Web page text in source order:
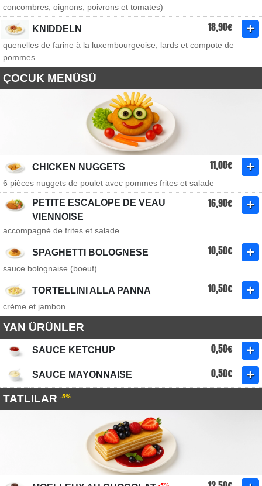
concombres, oignons, poivrons et tomates)
KNIDDELN 18,90€
quenelles de farine à la luxembourgeoise, lards et compote de
pommes
ÇOCUK MENÜSÜ
CHICKEN NUGGETS 11,00€
6 pièces nuggets de poulet avec pommes frites et salade
PETITE ESCALOPE DE VEAU
VIENNOISE
16,90€
accompagné de frites et salade
SPAGHETTI BOLOGNESE 10,50€
sauce bolognaise (boeuf)
TORTELLINI ALLA PANNA 10,50€
crème et jambon
YAN ÜRÜNLER
SAUCE KETCHUP 0,50€
SAUCE MAYONNAISE 0,50€
TATLILAR -5%